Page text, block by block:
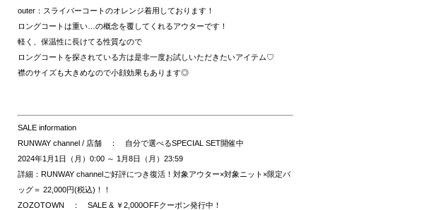
outer：スライバーコートのオレンジ着用しております！
ロングコートは重い…の概念を覆してくれるアウターです！
軽く、保温性に長けてる性質なので
ロングコートを探されている方は是非一度お試しいただきたいアイテム♡
襟のサイズも大きめなので小顔効果もあります◎
SALE information
RUNWAY channel / 店舗 ： 自分で選べるSPECIAL SET開催中
2024年1月1日（月）0:00 ～ 1月8日（月）23:59
詳細：RUNWAY channelご好評につき復活！対象アウター×対象ニット×限定バ
ッグ＝22,000円(税込) ！！
ZOZOTOWN ： SALE & ￥2,000OFFクーポン発行中！